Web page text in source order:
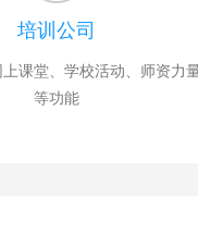
培训公司
课堂、学校活动、师资力
等功能